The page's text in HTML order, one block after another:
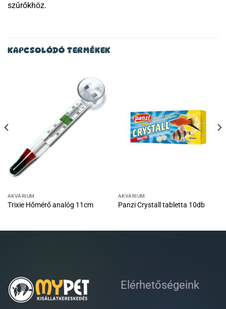
szűrőkhöz.
KAPCSOLÓDÓ TERMÉKEK
AKVÁRIUM
Trixie Hőmérő analóg 11cm
AKVÁRIUM
Panzi Crystall tabletta 10db
Elérhetőségeink